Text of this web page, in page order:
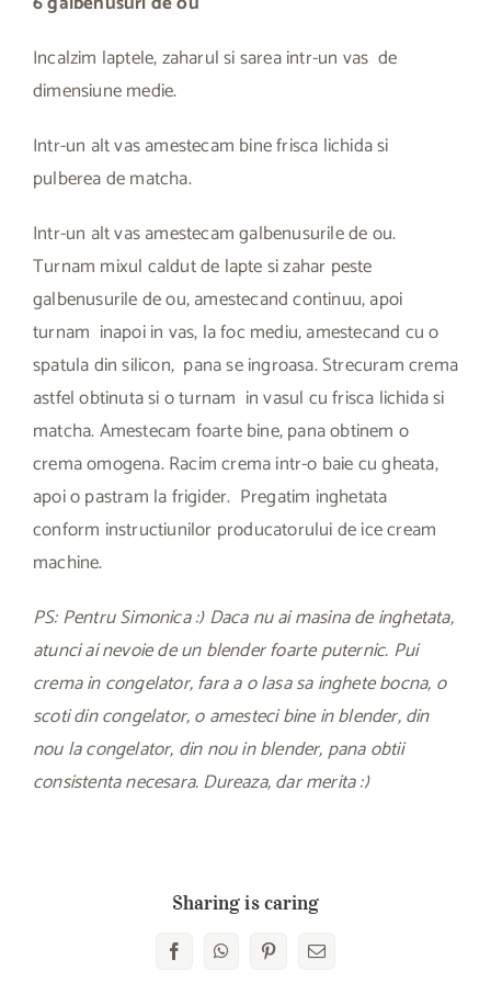
Incalzim laptele, zaharul si sarea intr-un vas de
dimensiune medie.
Intr-un alt vas amestecam bine frisca lichida si
pulberea de matcha.
Intr-un alt vas amestecam galbenusurile de ou.
Turnam mixul caldut de lapte si zahar peste
galbenusurile de ou, amestecand continuu, apoi
turnam inapoi in vas, la foc mediu, amestecand cu o
spatula din silicon, pana se ingroasa. Strecuram crema
astfel obtinuta si o turnam in vasul cu frisca lichida si
matcha. Amestecam foarte bine, pana obtinem o
crema omogena. Racim crema intr-o baie cu gheata,
apoi o pastram la frigider. Pregatim inghetata
conform instructiunilor producatorului de ice cream
machine.
PS: Pentru Simonica :) Daca nu ai masina de inghetata,
atunci ai nevoie de un blender foarte puternic. Pui
crema in congelator, fara a o lasa sa inghete bocna, o
scoti din congelator, o amesteci bine in blender, din
nou la congelator, din nou in blender, pana obtii
consistenta necesara. Dureaza, dar merita :)
Sharing is caring
FacebookWhatsAppPinterest
E-